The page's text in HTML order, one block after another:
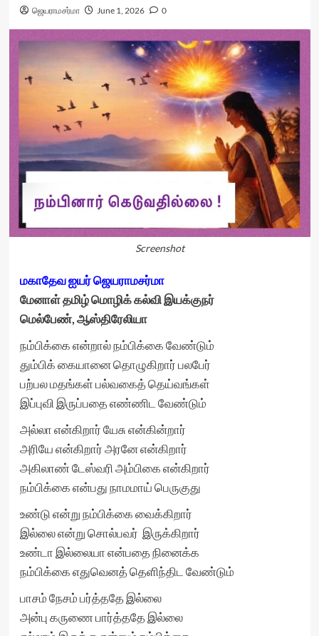
ஜெயராமசர்மா June 1, 2026 0
Screenshot
மகாதேவ ஐயர் ஜெயராமசர்மா
மேனாள் தமிழ் மொழிக் கல்வி இயக்குநர்
மெல்பேண், ஆஸ்திரேலியா
நம்பிக்கை என்றால் நம்பிக்கை வேண்டும்
தும்பிக் கையானை தொழுகிறார் பலபேர்
பற்பல மதங்கள் பல்வகைத் தெய்வங்கள்
இப்புவி இருப்பதை எண்ணிட வேண்டும்
அல்லா என்கிறார் யேசு என்கின்றார்
அரியே என்கிறார் அரனே என்கிறார்
அகிலாண் டேஸ்வரி அம்பிகை என்கிறார்
நம்பிக்கை என்பது நாமமாய் பெருகுது
உண்டு என்று நம்பிக்கை வைக்கிறார்
இல்லை என்று சொல்பவர் இருக்கிறார்
உண்டா இல்லையா என்பதை நினைக்க
நம்பிக்கை எதுவெனத் தெளிந்திட வேண்டும்
பாசம் நேசம் பர்த்ததே இல்லை
அன்பு கருணை பார்த்ததே இல்லை